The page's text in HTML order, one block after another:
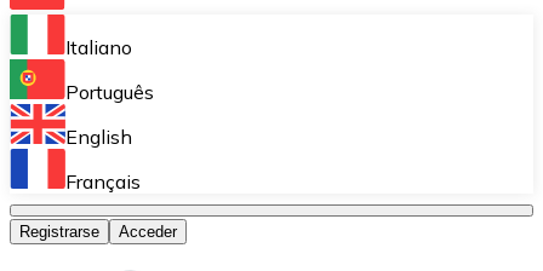
Bitnovo Ramp
Integra nuestra solución en tu plataforma.
Bitnovo Giftcards
Bitnovo OTC
Italiano
Português
English
Français
Registrarse Acceder